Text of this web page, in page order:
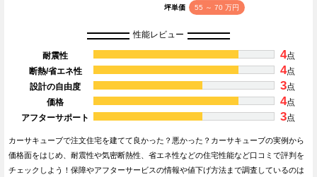
坪単価 55 ～ 70 万円
性能レビュー
耐震性 4点
断熱/省エネ性
4点
設計の自由度
3点
価格
4点
アフターサポート
3点
カーサキューブで注文住宅を建てて良かった？悪かった？カーサキューブの実例から
価格面をはじめ、耐震性や気密断熱性、省エネ性などの住宅性能など口コミで評判を
チェックしよう！保障やアフターサービスの情報や値下げ方法まで調査しているのは